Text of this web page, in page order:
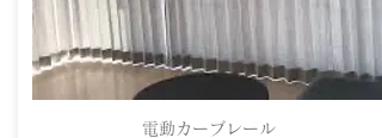
電動カーブレール